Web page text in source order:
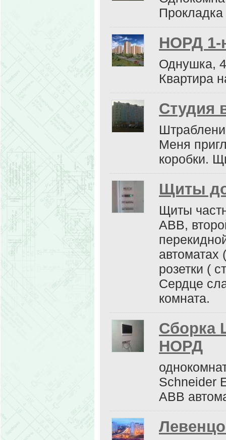
Прокладка
НОРД 1-
Однушка,
Квартира
Студия
Меня
коробки.
Щиты
Щиты
АВВ,
розетки (
Сердце
комната.
Сборка
НОРД
Schneider
ABB